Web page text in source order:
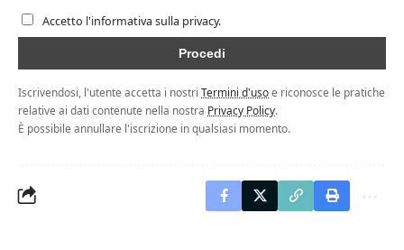
Accetto l'informativa sulla privacy.
Iscrivendosi, l'utente accetta i nostri Termini d'usoe riconosce le pratiche
relative ai dati contenute nella nostra Privacy Policy.
È possibile annullare l'iscrizione in qualsiasi momento.